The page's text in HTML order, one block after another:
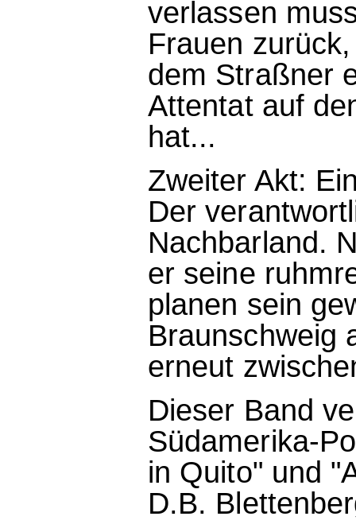
verlassen
Frauen
dem Straßner
Attentat auf
hat...
Zweiter Akt:
Der
Nachbarland.
er seine
planen sein
Braunschweig
erneut
Dieser Band
Südamerika-
in Quito" und
D.B.